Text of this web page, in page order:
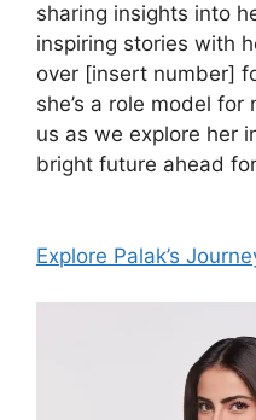
sharing insights into
inspiring stories with
over [insert number]
she’s a role model
us as we explore her
bright future ahead
Explore Palak’s